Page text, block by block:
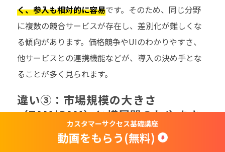
く、参入も相対的に容易です。そのため、同じ分野
に複数の競合サービスが存在し、差別化が難しくな
る傾向があります。価格競争やUIのわかりやすさ、
他サービスとの連携機能などが、導入の決め手とな
ることが多く見られます。
違い③：市場規模の大きさ
（TAM/SAM）と横展開のしやすさ
バーティカルSaaSとホリゾンタルSaaSで、業界に特
カスタマーサクセス基礎講座
動画をもらう(無料)